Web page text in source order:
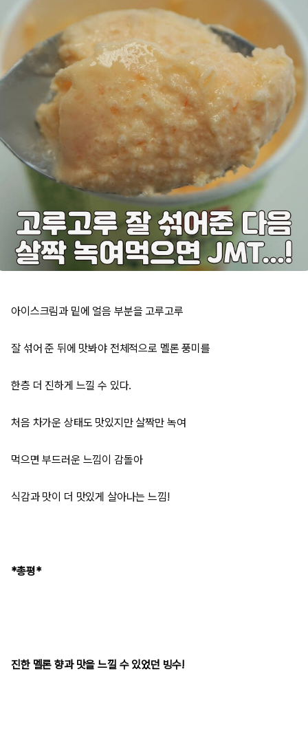
아이스크림과 밑에 얼음 부분을 고루고루
잘 섞어 준 뒤에 맛봐야 전체적으로 멜론 풍미를
한층 더 진하게 느낄 수 있다.
처음 차가운 상태도 맛있지만 살짝만 녹여
먹으면 부드러운 느낌이 감돌아
식감과 맛이 더 맛있게 살아나는 느낌!
*총평*
진한 멜론 향과 맛을 느낄 수 있었던 빙수!